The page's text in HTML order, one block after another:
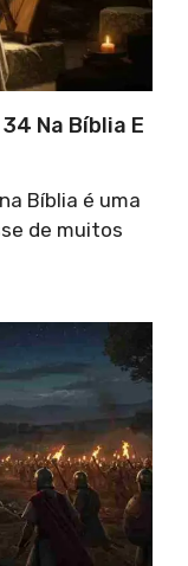
Na Bíblia E
Bíblia é uma
de muitos